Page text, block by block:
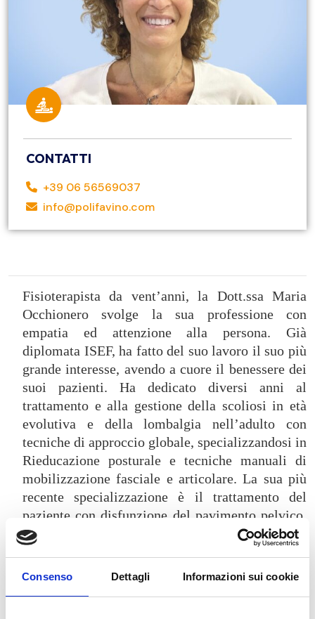
Consenso Dettagli Informazioni sui cookie
CONTATTI
+39 06 56569037
info@polifavino.com
Fisioterapista da vent’anni, la Dott.ssa Maria
Occhionero svolge la sua professione con
empatia ed attenzione alla persona. Già
diplomata ISEF, ha fatto del suo lavoro il suo più
grande interesse, avendo a cuore il benessere dei
suoi pazienti. Ha dedicato diversi anni al
trattamento e alla gestione della scoliosi in età
evolutiva e della lombalgia nell’adulto con
tecniche di approccio globale, specializzandosi in
Rieducazione posturale e tecniche manuali di
mobilizzazione fasciale e articolare. La sua più
recente specializzazione è il trattamento del
paziente con disfunzione del pavimento pelvico,
anche in riferimento alle relazioni funzionali tra
il pavimento pelvico, il cingolo pelvico e il
tronco.